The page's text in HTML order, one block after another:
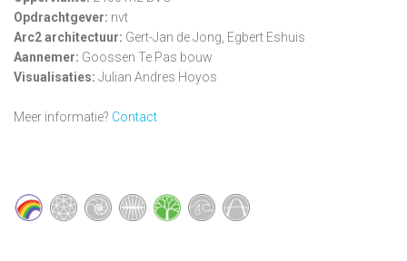
Opdrachtgever: nvt
Arc2 architectuur: Gert-Jan de Jong, Egbert Eshuis
Aannemer: Goossen Te Pas bouw
Visualisaties: Julian Andres Hoyos
Meer informatie? Contact